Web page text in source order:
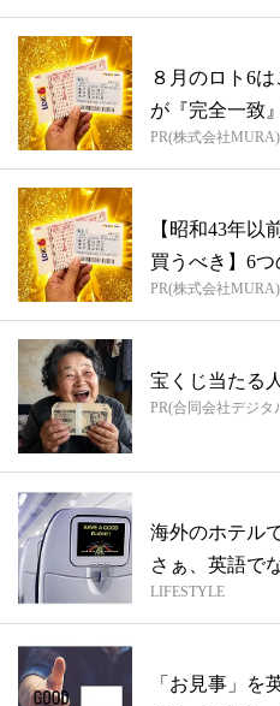
８月のロト6
が『完全一致
PR(株式会社MURA)
【昭和43年以
買うべき】6
方...
PR(株式会社MURA)
宝くじ当たる
PR(合同会社デジタ
海外のホテル
さぁ、英語で
ひと...
LIFESTYLE
「お見事」を